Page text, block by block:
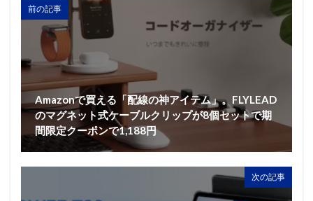
前の記事
Amazonで買える「配線の神アイテム」。FLYLEAD
のマグネット式ケーブルクリップが8個セットで期
間限定クーポンで1,188円
次の記事